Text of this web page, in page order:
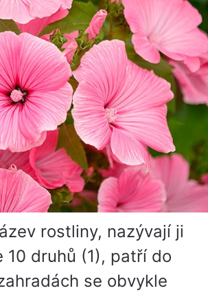
rostliny, nazývají ji
10 druhů (1), patří do
se obvykle